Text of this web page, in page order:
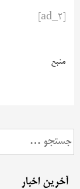
منبع
آخرین اخبار